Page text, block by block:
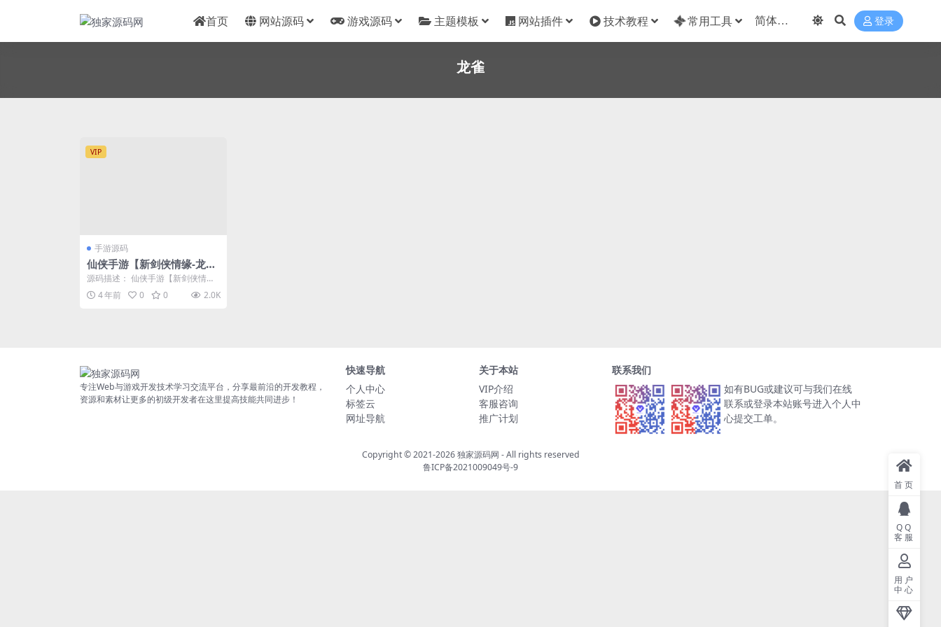
首页 网站源码 游戏源码 主题模板 网站插件 技术教程 常用工具 登录
龙雀
VIP
手游源码
仙侠手游【新剑侠情缘-龙
雀】仿官版本最新整理Linu
x手工服务端+GM充值物品
后台
源码描述： 仙侠手游【新剑侠情缘-
龙雀】仿官版本最新整理Linux手工
服务端+G...
4 年前 0 0 2.0K
专注Web与游戏开发技术学习交流平台，分享最前沿的开发教程，
资源和素材让更多的初级开发者在这里提高技能共同进步！
快速导航
个人中心
标签云
网址导航
关于本站
VIP介绍
客服咨询
推广计划
联系我们
如有BUG或建议可与我们在线
联系或登录本站账号进入个人中
心提交工单。
Copyright © 2021-2026独家源码网 - All rights reserved
鲁ICP备2021009049号-9
首页
QQ
客服
用户
中心